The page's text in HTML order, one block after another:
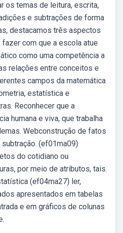
os temas de leitura, escrita,
e subtrações de forma
destacamos três aspectos
com que a escola atue
como uma competência a
relações entre conceitos e
campos da matemática
estatística e
Reconhecer que a
humana e viva, que trabalha
Webconstrução de fatos
(ef01ma09)
do cotidiano ou
por meio de atributos, tais.
(ef04ma27) ler,
apresentados em tabelas
e em gráficos de colunas